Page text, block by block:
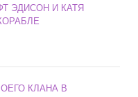
ЭДИСОН И КАТЯ
КЛАНА В